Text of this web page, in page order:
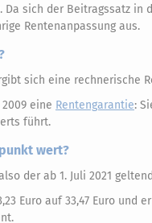
Da sich der Beitragssatz
Rentenanpassung aus.
sich eine rechnerische
eine Rentengarantie:
führt.
wert?
der ab 1. Juli 2021
Euro auf 33,47 Euro